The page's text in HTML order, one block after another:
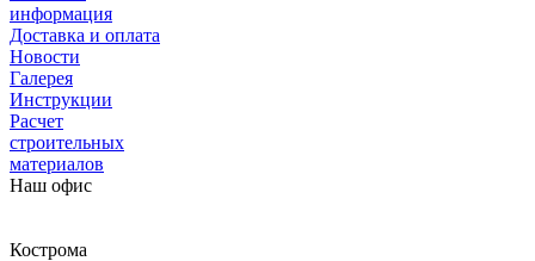
информация
Доставка и оплата
Новости
Галерея
Инструкции
Расчет
строительных
материалов
Наш офис
Кострома